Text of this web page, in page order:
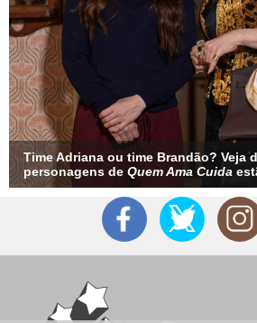
Time Adriana ou time Brandão? Veja
personagens de Quem Ama Cuida